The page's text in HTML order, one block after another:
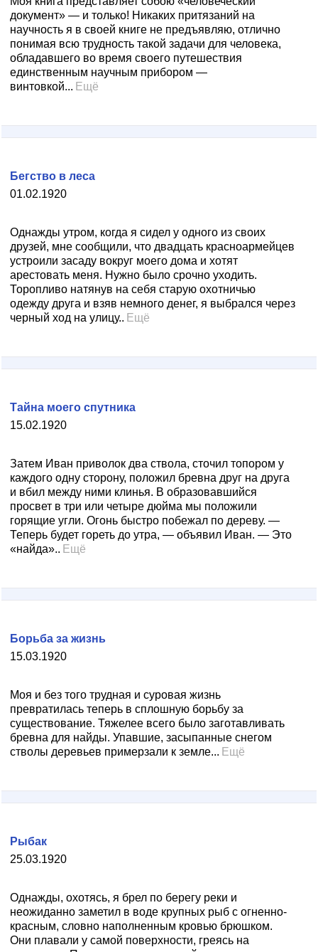
документ» — и только! Никаких притязаний на
научность я в своей книге не предъявляю, отлично
понимая всю трудность такой задачи для человека,
обладавшего во время своего путешествия
единственным научным прибором —
винтовкой... Ещё
01.02.1920
Бегство в леса
Однажды утром, когда я сидел у одного из своих
друзей, мне сообщили, что двадцать красноармейцев
устроили засаду вокруг моего дома и хотят
арестовать меня. Нужно было срочно уходить.
Торопливо натянув на себя старую охотничью
одежду друга и взяв немного денег, я выбрался через
черный ход на улицу.. Ещё
15.02.1920
Тайна моего спутника
Затем Иван приволок два ствола, сточил топором у
каждого одну сторону, положил бревна друг на друга
и вбил между ними клинья. В образовавшийся
просвет в три или четыре дюйма мы положили
горящие угли. Огонь быстро побежал по дереву. —
Теперь будет гореть до утра, — объявил Иван. — Это
«найда».. Ещё
15.03.1920
Борьба за жизнь
Моя и без того трудная и суровая жизнь
превратилась теперь в сплошную борьбу за
существование. Тяжелее всего было заготавливать
бревна для найды. Упавшие, засыпанные снегом
стволы деревьев примерзали к земле... Ещё
25.03.1920
Рыбак
Однажды, охотясь, я брел по берегу реки и
неожиданно заметил в воде крупных рыб с огненно-
красным, словно наполненным кровью брюшком.
Они плавали у самой поверхности, греясь на